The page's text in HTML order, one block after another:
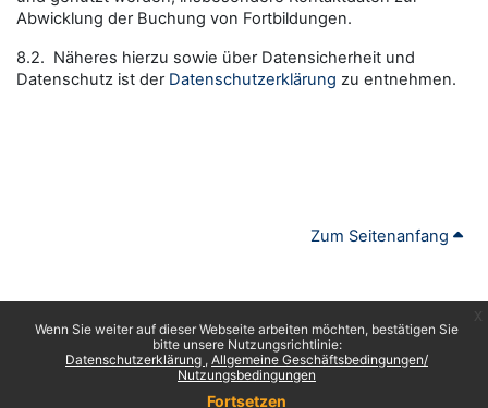
Wenn Sie weiter auf dieser Webseite arbeiten möchten, bestätigen Sie
bitte unsere Nutzungsrichtlinie:
Datenschutzerklärung Allgemeine Geschäftsbedingungen/
Nutzungsbedingungen
Fortsetzen
Abwicklung der Buchung von Fortbildungen.
8.2. Näheres hierzu sowie über Datensicherheit und
Datenschutz ist der Datenschutzerklärung zu entnehmen.
Zum Seitenanfang